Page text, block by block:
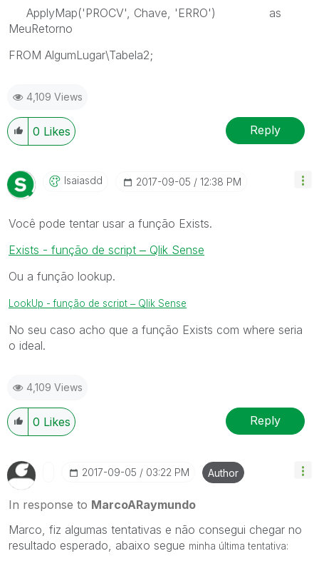
ApplyMap('PROCV', Chave, 'ERRO') as
MeuRetorno
FROM AlgumLugar\Tabela2;
4,109 Views
0 Likes Reply
Isaiasdd ‎2017-09-05 12:38 PM
Você pode tentar usar a função Exists.
Exists - função de script ‒ Qlik Sense
Ou a função lookup.
LookUp - função de script ‒ Qlik Sense
No seu caso acho que a função Exists com where seria
o ideal.
4,109 Views
0 Likes Reply
‎2017-09-05 03:22 PM Author
In response to MarcoARaymundo
Marco, fiz algumas tentativas e não consegui chegar no
resultado esperado, abaixo segue minha última tentativa: